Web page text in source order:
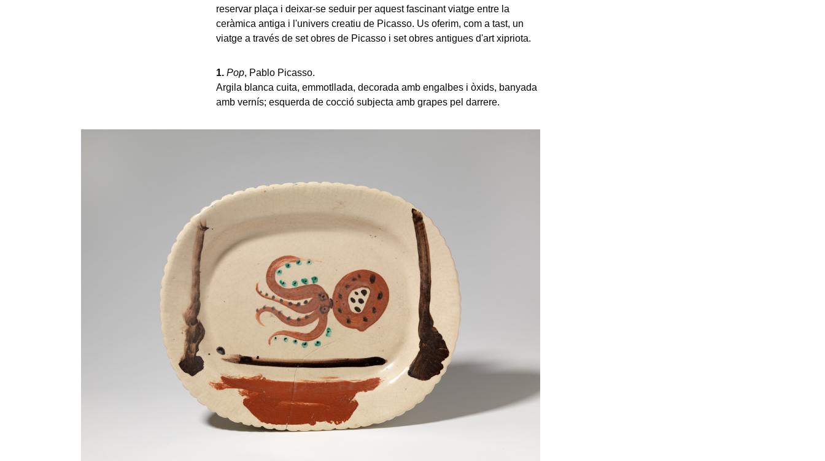
reservar plaça i deixar-se seduir per aquest fascinant viatge entre la
ceràmica antiga i l'univers creatiu de Picasso. Us oferim, com a tast, un
viatge a través de set obres de Picasso i set obres antigues d'art xipriota.
1. Pop, Pablo Picasso.
Argila blanca cuita, emmotllada, decorada amb engalbes i òxids, banyada
amb vernís; esquerda de cocció subjecta amb grapes pel darrere.